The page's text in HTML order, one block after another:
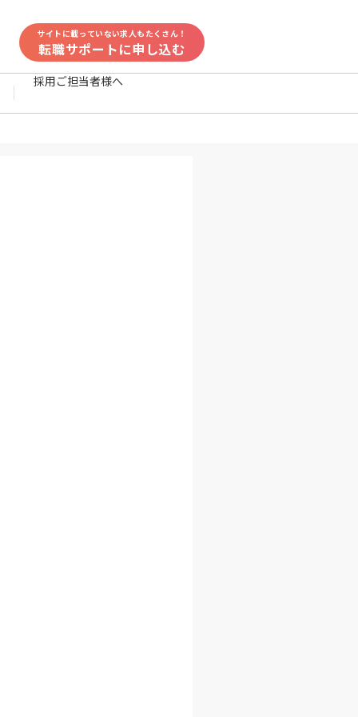
サイトに載っていない求人もたくさん！
転職サポートに申し込む
採用ご担当者様へ